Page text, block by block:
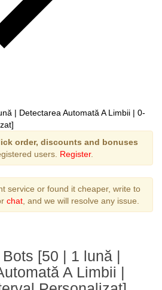
| Detectarea Automată A Limbii | 0-
order, discounts and bonuses
users. Register.
service or found it cheaper, write to
chat , and we will resolve any issue.
[50 | 1 lună |
A Limbii |